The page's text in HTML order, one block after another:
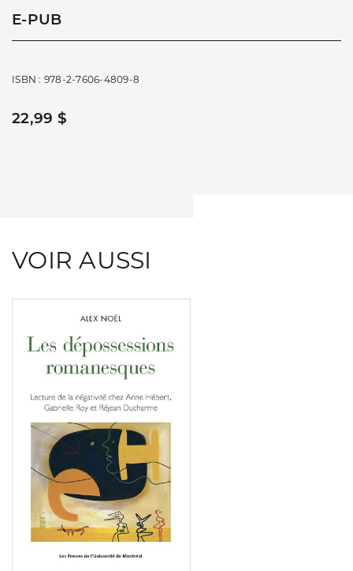
E-PUB
ISBN : 978-2-7606-4809-8
22,99 $
VOIR AUSSI